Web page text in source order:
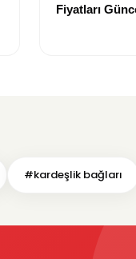
Fiyatları
#kardeşlik bağları